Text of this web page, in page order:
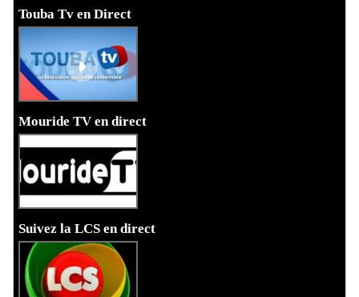
Touba Tv en Direct
Mouride TV en direct
Suivez la LCS en direct